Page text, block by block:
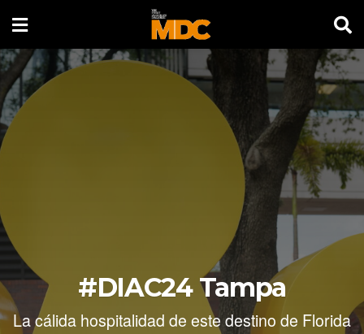
#DIAC24 Tampa
La cálida hospitalidad de este destino de Florida